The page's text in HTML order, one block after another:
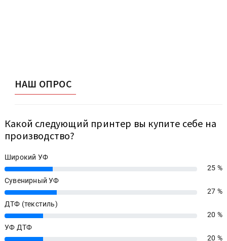
НАШ ОПРОС
Какой следующий принтер вы купите себе на
производство?
Широкий УФ
25%
25 %
Сувенирный УФ
27%
27 %
ДТФ (текстиль)
20%
20 %
УФ ДТФ
20%
20 %